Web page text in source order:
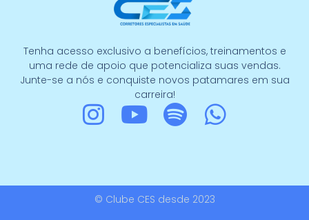
Tenha acesso exclusivo a benefícios, treinamentos e
uma rede de apoio que potencializa suas vendas.
Junte-se a nós e conquiste novos patamares em sua
carreira!
I
t
a
Y
t
u
S
t
i
W
t
© Clube CES desde 2023